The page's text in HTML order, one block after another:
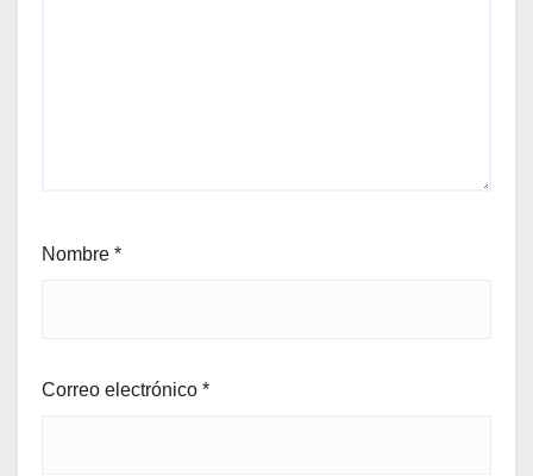
Nombre *
Correo electrónico *